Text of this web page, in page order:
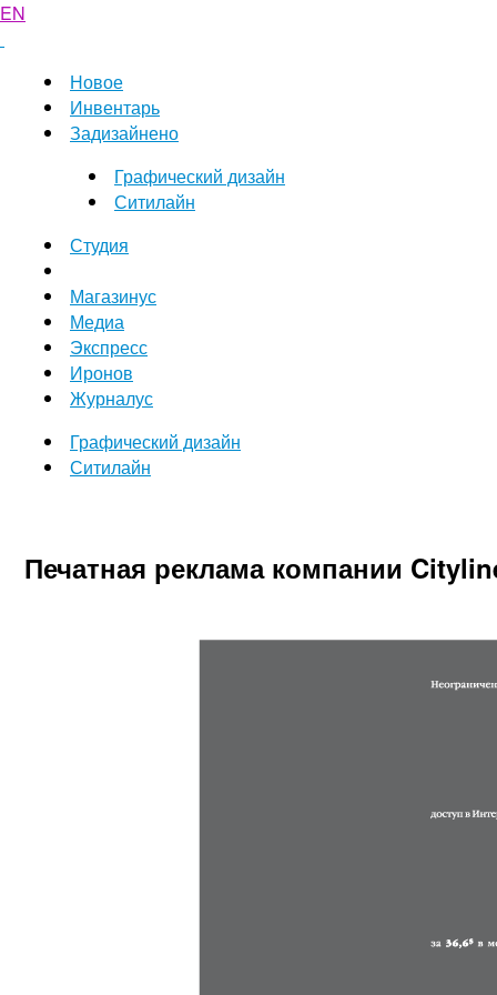
EN
Новое
Инвентарь
Задизайнено
Графический дизайн
Ситилайн
Студия
Магазинус
Медиа
Экспресс
Иронов
Журналус
Графический дизайн
Ситилайн
Печатная реклама компании